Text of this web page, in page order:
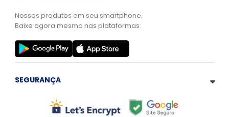
Nossos produtos em seu smartphone.
Baixe agora mesmo nas plataformas:
SEGURANÇA